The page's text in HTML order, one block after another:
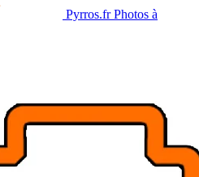
Pyrros.fr Photos à